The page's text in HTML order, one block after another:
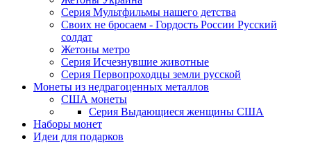
Серия Мультфильмы нашего детства
Своих не бросаем - Гордость России Русский
солдат
Жетоны метро
Серия Исчезнувшие животные
Серия Первопроходцы земли русской
Монеты из недрагоценных металлов
США монеты
Серия Выдающиеся женщины США
Наборы монет
Идеи для подарков